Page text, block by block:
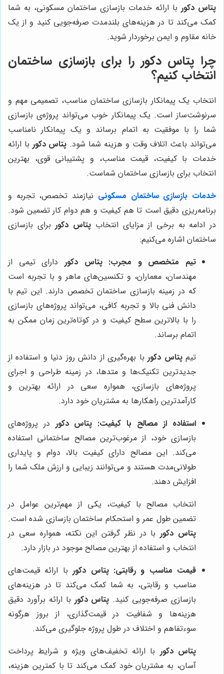
پتاس دکور با ارائه خدمات بازسازی ساختمان مسکونی، به شما
کمک می‌کند تا در هزینه‌های بلندمدت صرفه‌جویی کنید و از یک
خانه مقاوم و ایمن برخوردار شوید.
چرا پتاس دکوررا برای بازسازی ساختمان
انتخاب کنیم؟
انتخاب یک پیمانکار بازسازی ساختمان مناسب، تصمیمی مهم و
سرنوشت‌ساز است. یک پیمانکار خوب می‌تواند پروژه‌ی بازسازی
شما را با موفقیت به اتمام برساند و یک پیمانکار نامناسب
می‌تواند باعث اتلاف وقت و هزینه شما شود. پتاس دکور با ارائه
خدمات با کیفیت، قیمت مناسب، و پشتیبانی قوی، بهترین
انتخاب برای بازسازی ساختمان شماست.
خدمات بازسازی ساختمان‌ مسکونی نیازمند تخصص، تجربه و
برنامه‌ریزی دقیق است تا هم کیفیت و هم دوام کار تضمین شود.
در ادامه به برخی از مزایای انتخاب پتاس دکور برای بازسازی
ساختمان اشاره می‌کنیم:
تیم متخصص و مجرب: پتاس دکور دارای تیمی از
مهندسان، معماران، و تکنسین‌های ماهر و با تجربه است
که در زمینه بازسازی ساختمان تخصص دارند. این تیم با
دانش فنی بالا و تجربه کافی، می‌تواند پروژه‌های بازسازی
را با بالاترین سطح کیفیت و در کوتاه‌ترین زمان ممکن به
اتمام برساند.
تیمپتاس دکور با بهره‌گیری از دانش روز دنیا و استفاده از
جدیدترین تکنیک‌ها و متدها، در زمینه طراحی و اجرای
پروژه‌های بازسازی، همواره سعی در ارائه بهترین و
کارآمدترین راهکارها به مشتریان خود دارد.
استفاده از مصالح با کیفیت: پتاس دکور در پروژه‌های
بازسازی خود، از مرغوب‌ترین مصالح ساختمانی استفاده
می‌کند. این مصالح دارای کیفیت بالا، دوام و پایداری
طولانی‌مدت هستند و می‌توانند زیبایی و ارزش ملک شما را
افزایش دهند.
انتخاب مصالح با کیفیت، یکی از مهم‌ترین عوامل در
تضمین طول عمر و استحکام ساختمان بازسازی شده است.
پتاس دکور با در نظر گرفتن این نکته، همواره سعی در
انتخاب و استفاده از بهترین مصالح موجود در بازار دارد.
قیمت مناسب و رقابتی: پتاس دکور با ارائه قیمت‌های
مناسب و رقابتی، به شما کمک می‌کند تا در هزینه‌های
بازسازی صرفه‌جویی کنید. پتاس دکور با ارائه برآورد دقیق
هزینه‌ها و شفافیت در قیمت‌گذاری، از بروز هرگونه
سوءتفاهم و اختلاف در طول پروژه جلوگیری می‌کند.
پتاس دکور با ارائه تخفیف‌های ویژه و شرایط پرداخت
آسان، به مشتریان خود کمک می‌کند تا با کمترین هزینه،